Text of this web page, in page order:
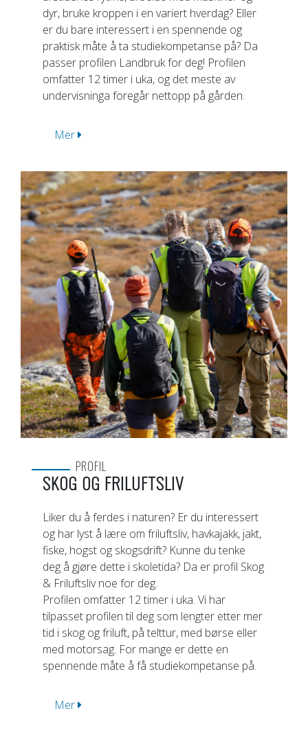
dyr, bruke kroppen i en variert hverdag? Eller
er du bare interessert i en spennende og
praktisk måte å ta studiekompetanse på? Da
passer profilen Landbruk for deg! Profilen
omfatter 12 timer i uka, og det meste av
undervisninga foregår nettopp på gården.
Mer
PROFIL
SKOG OG FRILUFTSLIV
Liker du å ferdes i naturen? Er du interessert
og har lyst å lære om friluftsliv, havkajakk, jakt,
fiske, hogst og skogsdrift? Kunne du tenke
deg å gjøre dette i skoletida? Da er profil Skog
& Friluftsliv noe for deg.
Profilen omfatter 12 timer i uka. Vi har
tilpasset profilen til deg som lengter etter mer
tid i skog og friluft, på telttur, med børse eller
med motorsag. For mange er dette en
spennende måte å få studiekompetanse på.
Mer